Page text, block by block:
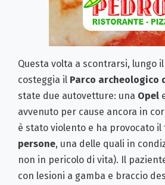
Questa volta a scontrarsi, lungo
costeggia il Parco archeologico
state due autovetture: una Opel
avvenuto per cause ancora in
è stato violento e ha provocato
persone, una delle quali in
non in pericolo di vita). Il
con lesioni a gamba e braccio